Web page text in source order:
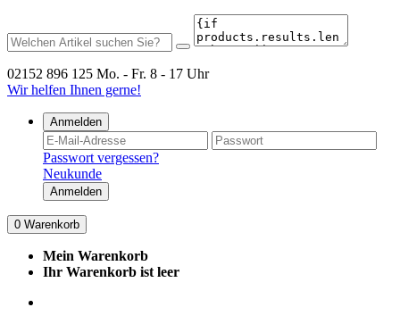
02152 896 125 Mo. - Fr. 8 - 17 Uhr
Wir helfen Ihnen gerne!
Anmelden
Passwort vergessen?
Neukunde
Anmelden
0 Warenkorb
Mein Warenkorb
Ihr Warenkorb ist leer